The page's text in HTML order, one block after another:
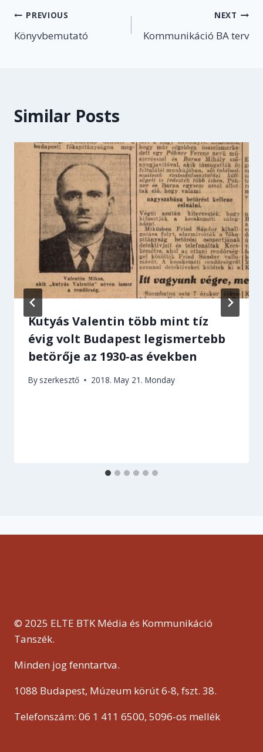
Post
navigation
PREVIOUS
Könyvbemutató
NEXT
Kommunikáció BA terv
Similar Posts
Kutyás Valentin több mint tíz
évig volt Budapest legismertebb
betörője az 1930-as években
By szerkesztő 2018. May 21. Monday
© 2025 ELTE BTK Média és Kommunikáció
Tanszék.
Minden jog fenntartva.
1088 Budapest, Múzeum körút 6-8, fszt. 38.
Telefonszám: 06 1 411 6500, 5096-os mellék